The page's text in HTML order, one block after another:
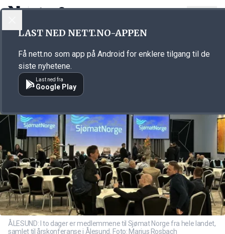
Annonsørinnhold
ÅLESUND: I to dager er medlemmene til Sjømat Norge fra hele landet,
samlet til årskonferanse i Ålesund. Foto: Marius Rosbach
LAST NED NETT.NO-APPEN
Få nett.no som app på Android for enklere tilgang til de
siste nyhetene.
Last ned fra
Google Play